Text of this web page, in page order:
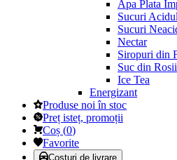
Apa Plata
Sucuri
Sucuri
Nectar
Siropuri din
Suc din Rosii
Ice Tea
Energizant
Produse noi în stoc
Preț isteț, promoții
Coș (0)
Favorite
Costuri de livrare